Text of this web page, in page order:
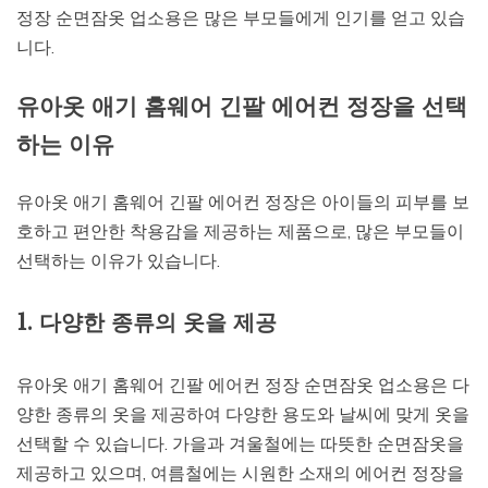
정장 순면잠옷 업소용은 많은 부모들에게 인기를 얻고 있습
니다.
유아옷 애기 홈웨어 긴팔 에어컨 정장을 선택
하는 이유
유아옷 애기 홈웨어 긴팔 에어컨 정장은 아이들의 피부를 보
호하고 편안한 착용감을 제공하는 제품으로, 많은 부모들이
선택하는 이유가 있습니다.
1. 다양한 종류의 옷을 제공
유아옷 애기 홈웨어 긴팔 에어컨 정장 순면잠옷 업소용은 다
양한 종류의 옷을 제공하여 다양한 용도와 날씨에 맞게 옷을
선택할 수 있습니다. 가을과 겨울철에는 따뜻한 순면잠옷을
제공하고 있으며, 여름철에는 시원한 소재의 에어컨 정장을